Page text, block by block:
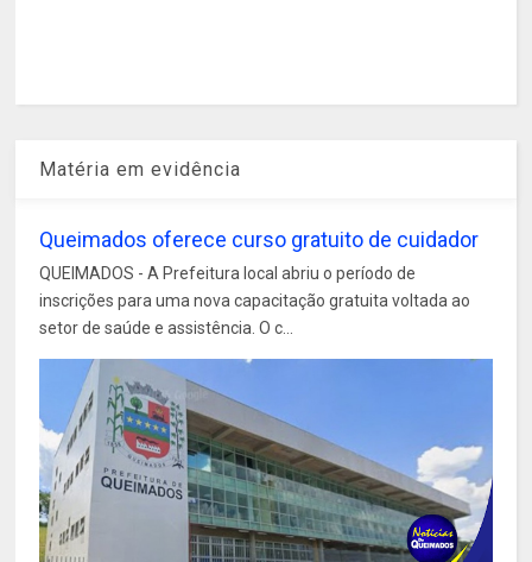
Matéria em evidência
Queimados oferece curso gratuito de cuidador
QUEIMADOS - A Prefeitura local abriu o período de
inscrições para uma nova capacitação gratuita voltada ao
setor de saúde e assistência. O c...